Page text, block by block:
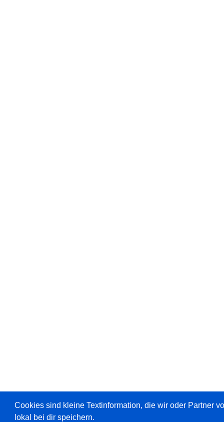
Cookies sind kleine Textinformation, die wir oder Partner
lokal bei dir speichern.